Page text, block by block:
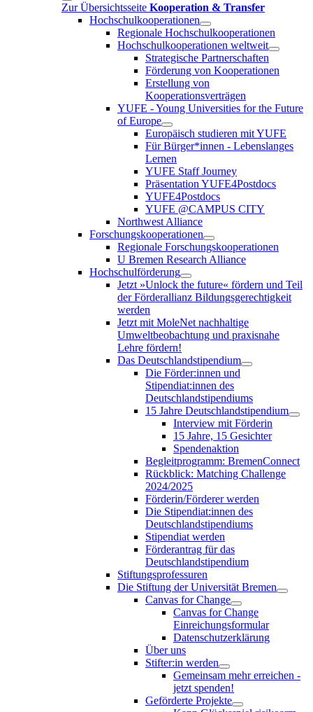
Zur Übersichtsseite Kooperation & Transfer
Hochschulkooperationen
Regionale Hochschulkooperationen
Hochschulkooperationen weltweit
Strategische Partnerschaften
Förderung von Kooperationen
Erstellung von
Kooperationsverträgen
YUFE - Young Universities for the Future
of Europe
Europäisch studieren mit YUFE
Für Bürger*innen - Lebenslanges
Lernen
YUFE Staff Journey
Präsentation YUFE4Postdocs
YUFE4Postdocs
YUFE @CAMPUS CITY
Northwest Alliance
Forschungskooperationen
Regionale Forschungskooperationen
U Bremen Research Alliance
Hochschulförderung
Jetzt »Unlock the future« fördern und Teil
der Förderallianz Bildungsgerechtigkeit
werden
Jetzt mit MoleNet nachhaltige
Umweltbeobachtung und praxisnahe
Lehre fördern!
Das Deutschlandstipendium
Die Förder:innen und
Stipendiat:innen des
Deutschlandstipendiums
15 Jahre Deutschlandstipendium
Interview mit Förderin
15 Jahre, 15 Gesichter
Spendenaktion
Begleitprogramm: BremenConnect
Rückblick: Matching Challenge
2024/2025
Förderin/Förderer werden
Die Stipendiat:innen des
Deutschlandstipendiums
Stipendiat werden
Förderantrag für das
Deutschlandstipendium
Stiftungsprofessuren
Die Stiftung der Universität Bremen
Canvas for Change
Canvas for Change
Einreichungsformular
Datenschutzerklärung
Über uns
Stifter:in werden
Gemeinsam mehr erreichen -
jetzt spenden!
Geförderte Projekte